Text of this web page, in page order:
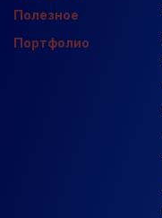
Полезное
Портфолио